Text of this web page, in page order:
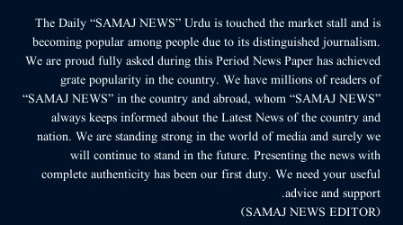
The Daily “SAMAJ NEWS” Urdu is touched the market stall and is
becoming popular among people due to its distinguished journalism.
We are proud fully asked during this Period News Paper has achieved
grate popularity in the country. We have millions of readers of
“SAMAJ NEWS” in the country and abroad, whom “SAMAJ NEWS”
always keeps informed about the Latest News of the country and
nation. We are standing strong in the world of media and surely we
will continue to stand in the future. Presenting the news with
complete authenticity has been our first duty. We need your useful
advice and support.
(SAMAJ NEWS EDITOR)